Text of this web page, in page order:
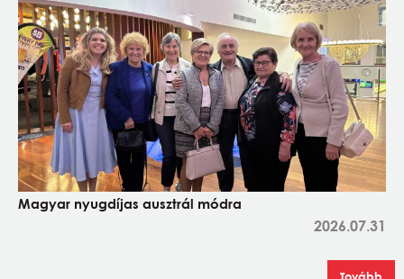
Magyar nyugdíjas ausztrál módra
2026.07.31